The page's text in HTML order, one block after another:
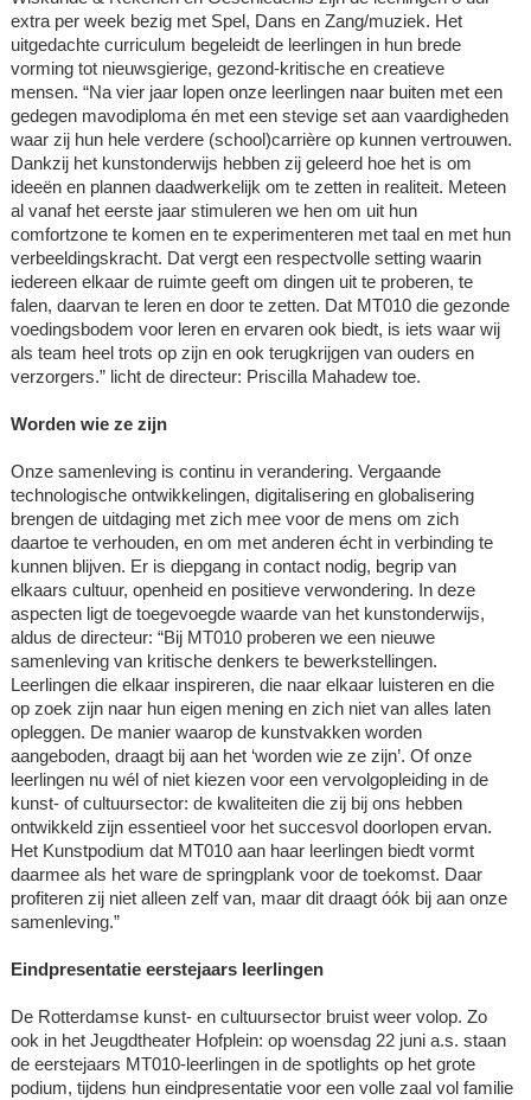
extra per week bezig met Spel, Dans en Zang/muziek. Het
uitgedachte curriculum begeleidt de leerlingen in hun brede
vorming tot nieuwsgierige, gezond-kritische en creatieve
mensen. “Na vier jaar lopen onze leerlingen naar buiten met een
gedegen mavodiploma én met een stevige set aan vaardigheden
waar zij hun hele verdere (school)carrière op kunnen vertrouwen.
Dankzij het kunstonderwijs hebben zij geleerd hoe het is om
ideeën en plannen daadwerkelijk om te zetten in realiteit. Meteen
al vanaf het eerste jaar stimuleren we hen om uit hun
comfortzone te komen en te experimenteren met taal en met hun
verbeeldingskracht. Dat vergt een respectvolle setting waarin
iedereen elkaar de ruimte geeft om dingen uit te proberen, te
falen, daarvan te leren en door te zetten. Dat MT010 die gezonde
voedingsbodem voor leren en ervaren ook biedt, is iets waar wij
als team heel trots op zijn en ook terugkrijgen van ouders en
verzorgers.” licht de directeur: Priscilla Mahadew toe.
Worden wie ze zijn
Onze samenleving is continu in verandering. Vergaande
technologische ontwikkelingen, digitalisering en globalisering
brengen de uitdaging met zich mee voor de mens om zich
daartoe te verhouden, en om met anderen écht in verbinding te
kunnen blijven. Er is diepgang in contact nodig, begrip van
elkaars cultuur, openheid en positieve verwondering. In deze
aspecten ligt de toegevoegde waarde van het kunstonderwijs,
aldus de directeur: “Bij MT010 proberen we een nieuwe
samenleving van kritische denkers te bewerkstellingen.
Leerlingen die elkaar inspireren, die naar elkaar luisteren en die
op zoek zijn naar hun eigen mening en zich niet van alles laten
opleggen. De manier waarop de kunstvakken worden
aangeboden, draagt bij aan het ‘worden wie ze zijn’. Of onze
leerlingen nu wél of niet kiezen voor een vervolgopleiding in de
kunst- of cultuursector: de kwaliteiten die zij bij ons hebben
ontwikkeld zijn essentieel voor het succesvol doorlopen ervan.
Het Kunstpodium dat MT010 aan haar leerlingen biedt vormt
daarmee als het ware de springplank voor de toekomst. Daar
profiteren zij niet alleen zelf van, maar dit draagt óók bij aan onze
samenleving.”
Eindpresentatie eerstejaars leerlingen
De Rotterdamse kunst- en cultuursector bruist weer volop. Zo
ook in het Jeugdtheater Hofplein: op woensdag 22 juni a.s. staan
de eerstejaars MT010-leerlingen in de spotlights op het grote
podium, tijdens hun eindpresentatie voor een volle zaal vol familie